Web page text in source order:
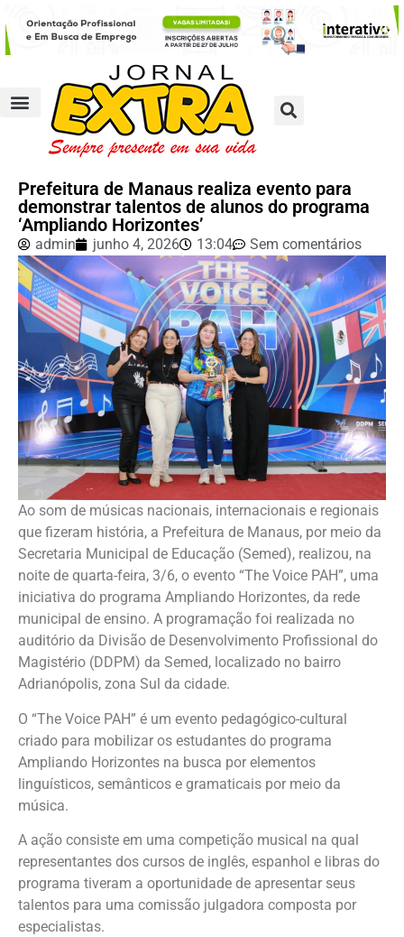
Prefeitura de Manaus realiza evento para
demonstrar talentos de alunos do programa
‘Ampliando Horizontes’
admin junho 4, 2026 13:04 Sem comentários
Ao som de músicas nacionais, internacionais e regionais
que fizeram história, a Prefeitura de Manaus, por meio da
Secretaria Municipal de Educação (Semed), realizou, na
noite de quarta-feira, 3/6, o evento “The Voice PAH”, uma
iniciativa do programa Ampliando Horizontes, da rede
municipal de ensino. A programação foi realizada no
auditório da Divisão de Desenvolvimento Profissional do
Magistério (DDPM) da Semed, localizado no bairro
Adrianópolis, zona Sul da cidade.
O “The Voice PAH” é um evento pedagógico-cultural
criado para mobilizar os estudantes do programa
Ampliando Horizontes na busca por elementos
linguísticos, semânticos e gramaticais por meio da
música.
A ação consiste em uma competição musical na qual
representantes dos cursos de inglês, espanhol e libras do
programa tiveram a oportunidade de apresentar seus
talentos para uma comissão julgadora composta por
especialistas.